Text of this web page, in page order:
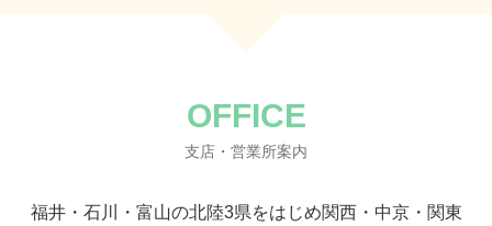
OFFICE
支店・営業所案内
福井・石川・富山の北陸3県をはじめ関西・中京・関東